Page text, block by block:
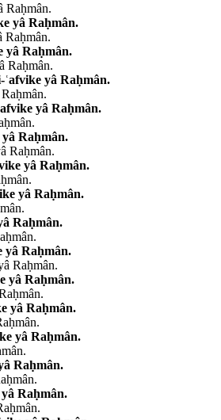
Raḥmân.
yâ Raḥmân.
Raḥmân.
yâ Raḥmân.
Raḥmân.
yâ Raḥmân.
yâ Raḥmân.
yâ Raḥmân.
Raḥmân.
yâ Raḥmân.
yâ Raḥmân.
Raḥmân.
yâ Raḥmân.
Raḥmân.
yâ Raḥmân.
yâ Raḥmân.
yâ Raḥmân.
Raḥmân.
Raḥmân.